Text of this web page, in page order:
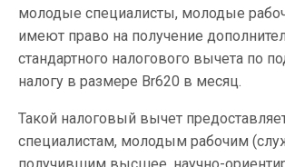
молодые специалисты, молодые
имеют право на получение
стандартного налогового вычета по
налогу в размере Br620 в месяц.
Такой налоговый вычет
специалистам, молодым рабочим